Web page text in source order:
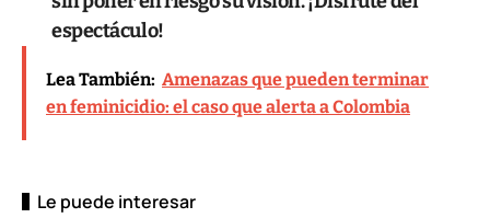
espectáculo!
Lea También: Amenazas que pueden terminar
en feminicidio: el caso que alerta a Colombia
Le puede interesar